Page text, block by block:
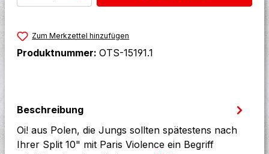
Zum Merkzettel hinzufügen
Produktnummer: OTS-15191.1
Beschreibung
Oi! aus Polen, die Jungs sollten spätestens nach
Ihrer Split 10" mit Paris Violence ein Begriff